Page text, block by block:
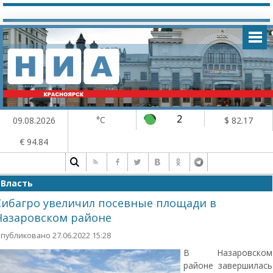
09.08.2026 °C 2
$ 82.17
€ 94.84
Власть
увеличил посевные площади в
районе
27.06.2022 15:28
В Назаровском
районе завершилась